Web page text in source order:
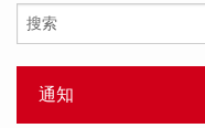
通知